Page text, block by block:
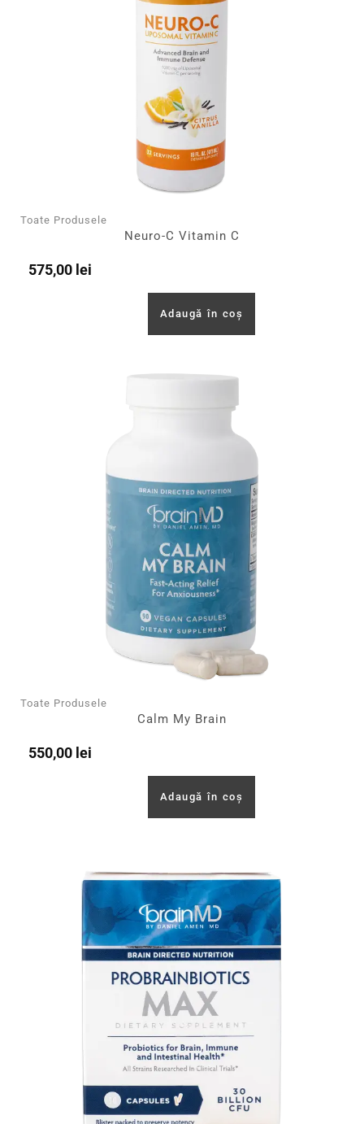
Toate Produsele
Neuro-C Vitamin C
575,00 lei
Adaugă în coș
Toate Produsele
Calm My Brain
550,00 lei
Adaugă în coș